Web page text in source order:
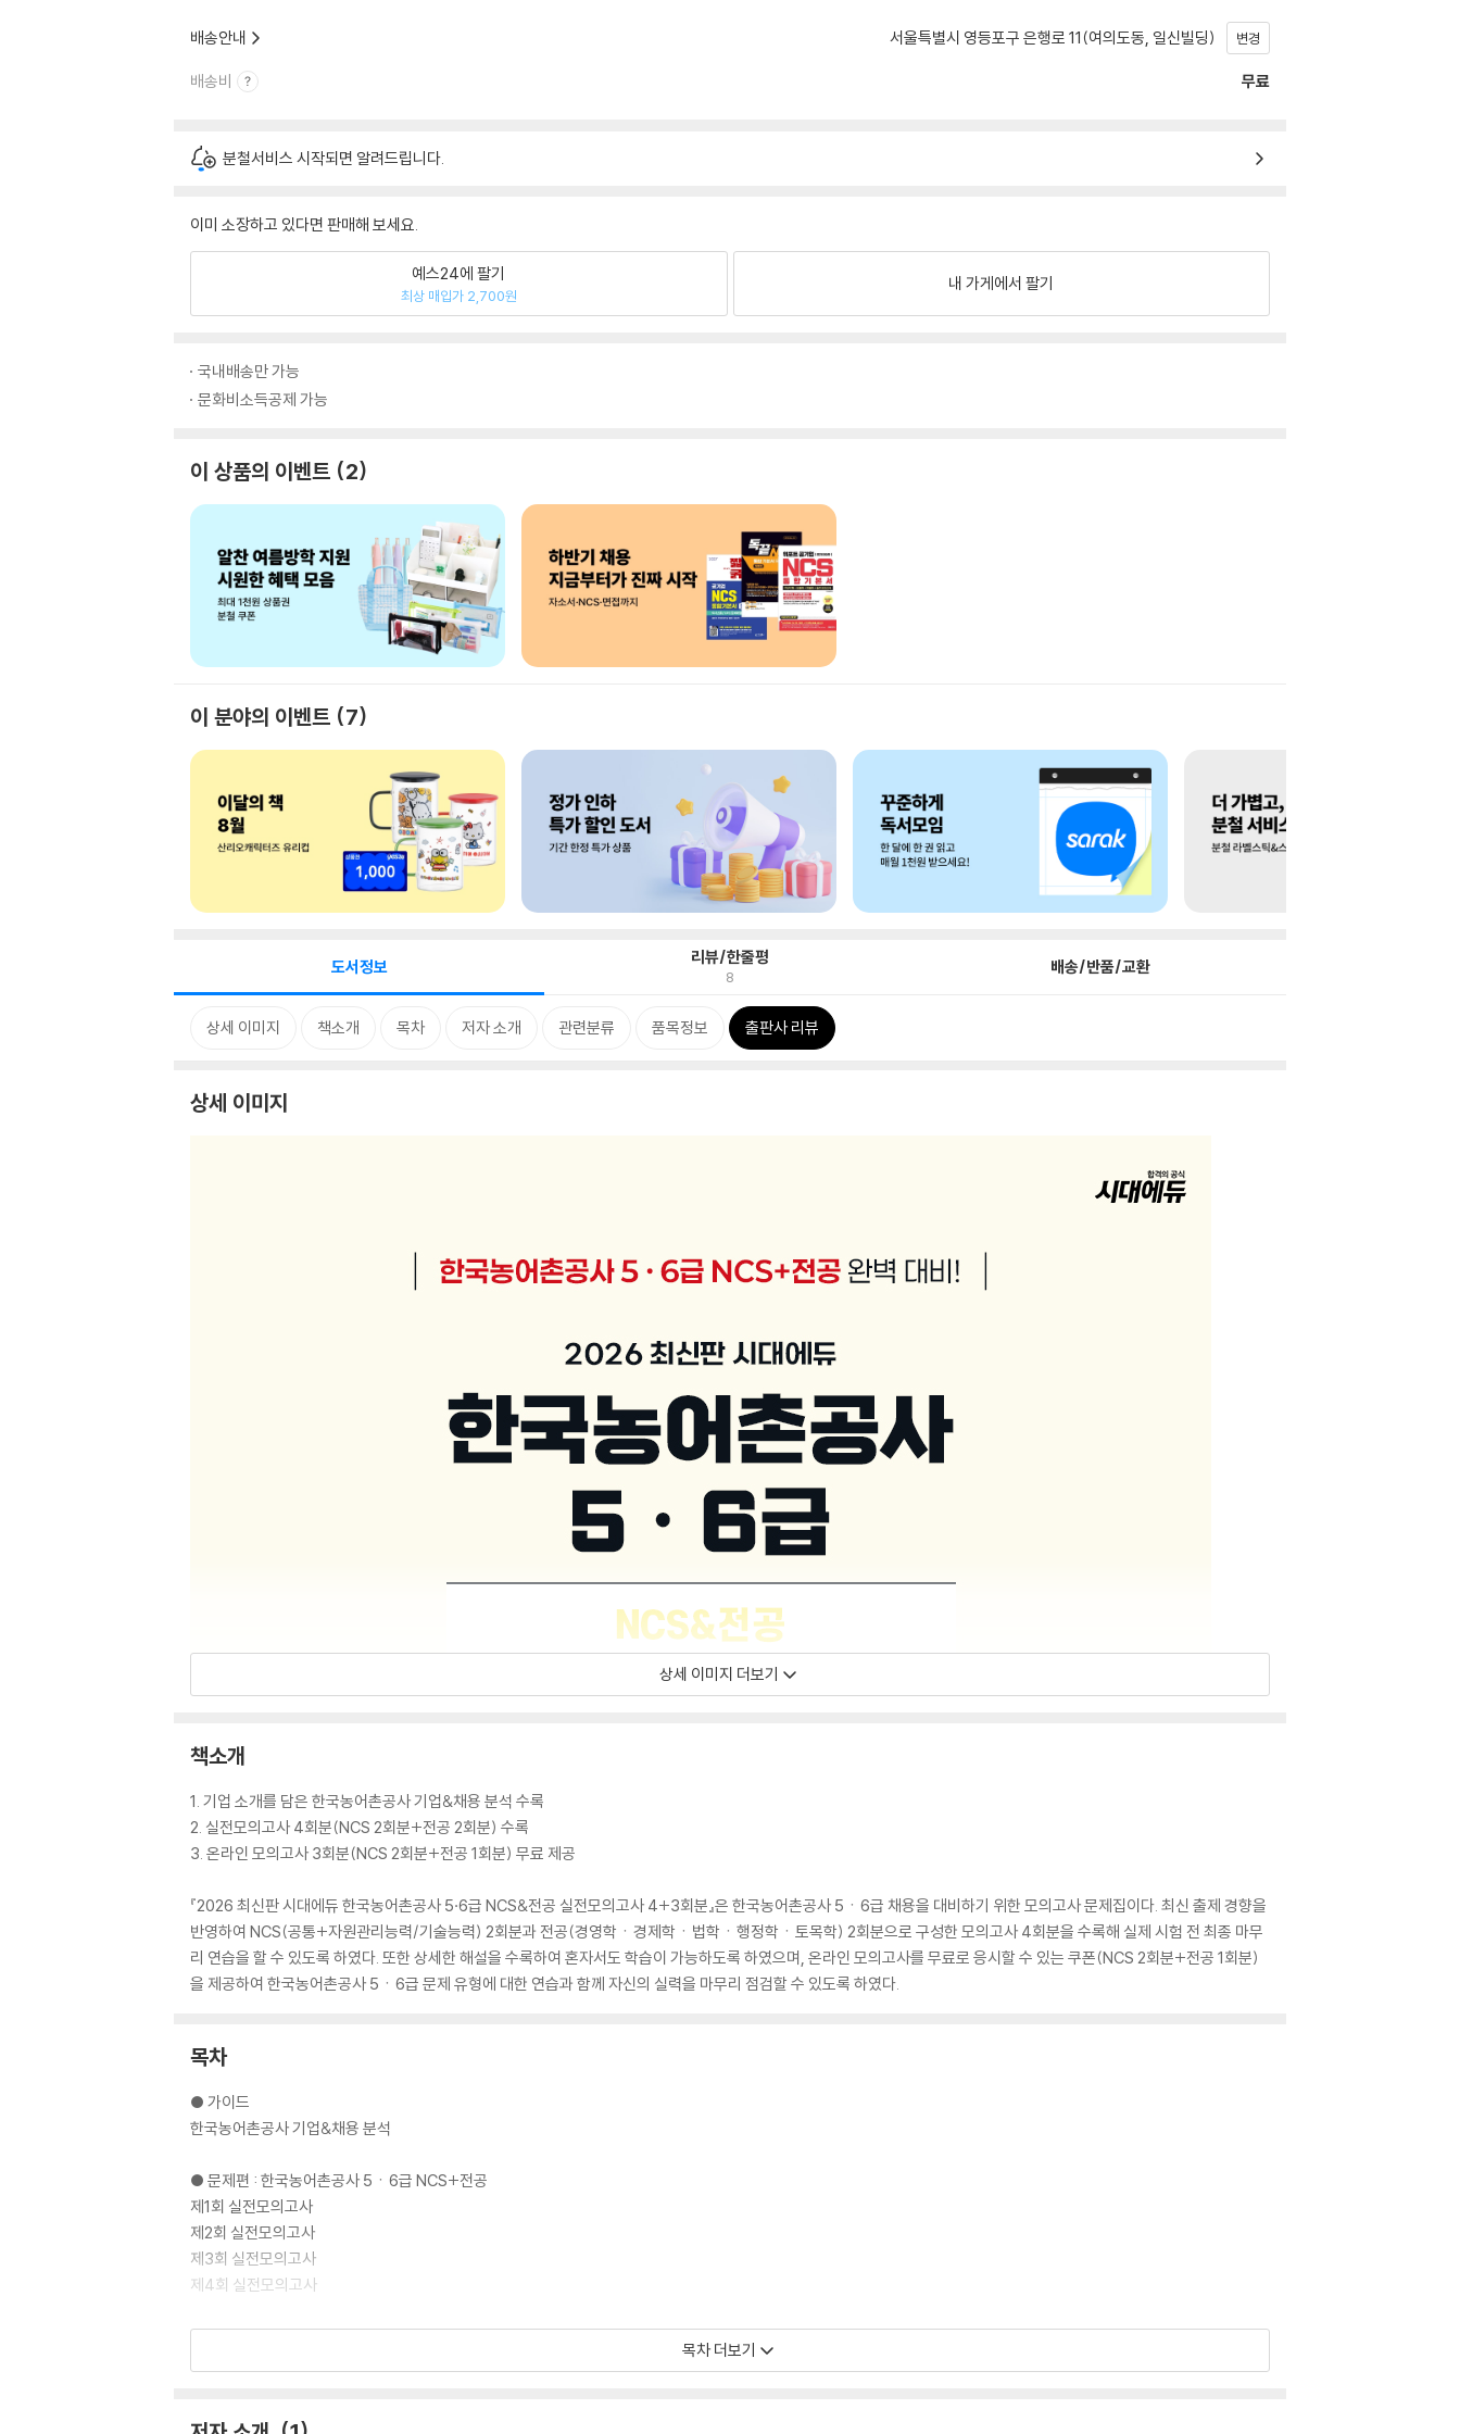
배송안내 서울특별시 영등포구 은행로 11(여의도동, 일신빌딩) 변경
배송비 무료
분철서비스 시작되면 알려드립니다.
이미 소장하고 있다면 판매해 보세요.
예스24에 팔기
최상 매입가 2,700원
내 가게에서 팔기
국내배송만 가능
문화비소득공제 가능
이 상품의 이벤트 2
이 분야의 이벤트 7
도서정보 리뷰/한줄평
8 배송/반품/교환
상세 이미지 책소개 목차 저자 소개 관련분류 품목정보 출판사 리뷰
상세 이미지
상세 이미지 더보기
책소개
1. 기업 소개를 담은 한국농어촌공사 기업&채용 분석 수록
2. 실전모의고사 4회분(NCS 2회분+전공 2회분) 수록
3. 온라인 모의고사 3회분(NCS 2회분+전공 1회분) 무료 제공
『2026 최신판 시대에듀 한국농어촌공사 5·6급 NCS&전공 실전모의고사 4+3회분』은 한국농어촌공사 5ㆍ6급 채용을 대비하기 위한 모의고사 문제집이다. 최신 출제 경향을
반영하여 NCS(공통+자원관리능력/기술능력) 2회분과 전공(경영학ㆍ경제학ㆍ법학ㆍ행정학ㆍ토목학) 2회분으로 구성한 모의고사 4회분을 수록해 실제 시험 전 최종 마무
리 연습을 할 수 있도록 하였다. 또한 상세한 해설을 수록하여 혼자서도 학습이 가능하도록 하였으며, 온라인 모의고사를 무료로 응시할 수 있는 쿠폰(NCS 2회분+전공 1회분)
을 제공하여 한국농어촌공사 5ㆍ6급 문제 유형에 대한 연습과 함께 자신의 실력을 마무리 점검할 수 있도록 하였다.
목차
● 가이드
한국농어촌공사 기업&채용 분석
● 문제편 : 한국농어촌공사 5ㆍ6급 NCS+전공
제1회 실전모의고사
제2회 실전모의고사
제3회 실전모의고사
제4회 실전모의고사
● 해설편 : 정답 및 해설
목차 더보기